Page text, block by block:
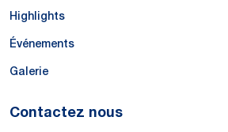
Highlights
Événements
Galerie
Contactez nous